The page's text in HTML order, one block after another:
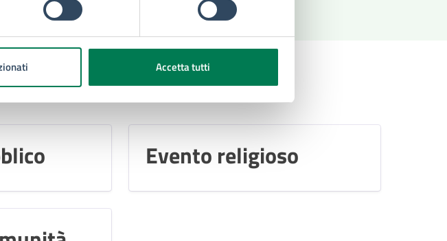
Accetta tutti
Evento religioso